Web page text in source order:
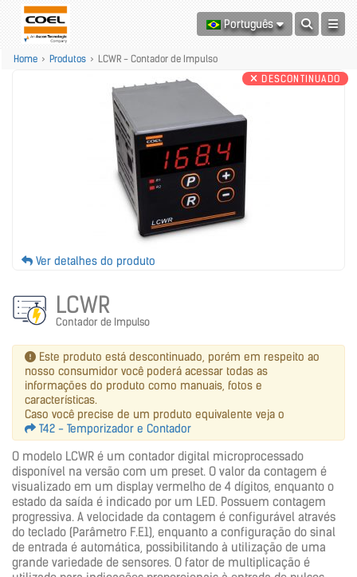
Português
Home > Produtos > LCWR - Contador de Impulso
DESCONTINUADO
Ver detalhes do produto
LCWR
Contador de Impulso
Este produto está descontinuado, porém em respeito ao
nosso consumidor você poderá acessar todas as
informações do produto como manuais, fotos e
características.
Caso você precise de um produto equivalente veja o
T42 - Temporizador e Contador
O modelo LCWR é um contador digital microprocessado
disponível na versão com um preset. O valor da contagem é
visualizado em um display vermelho de 4 dígitos, enquanto o
estado da saída é indicado por um LED. Possuem contagem
progressiva. A velocidade da contagem é configurável através
do teclado (Parâmetro F.E1), enquanto a configuração do sinal
de entrada é automática, possibilitando à utilização de uma
grande variedade de sensores. O fator de multiplicação é